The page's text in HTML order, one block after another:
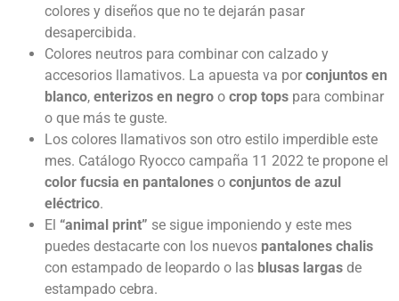
colores y diseños que no te dejarán pasar
desapercibida.
Colores neutros para combinar con calzado y
accesorios llamativos. La apuesta va por conjuntos en
blanco, enterizos en negro o crop tops para combinar
o que más te guste.
Los colores llamativos son otro estilo imperdible este
mes. Catálogo Ryocco campaña 11 2022 te propone el
color fucsia en pantalones o conjuntos de azul
eléctrico.
El “animal print” se sigue imponiendo y este mes
puedes destacarte con los nuevos pantalones chalis
con estampado de leopardo o las blusas largas de
estampado cebra.